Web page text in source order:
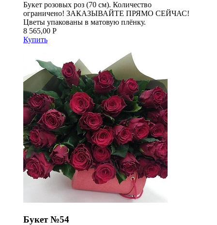
Букет розовых роз (70 см). Количество
ограничено! ЗАКАЗЫВАЙТЕ ПРЯМО СЕЙЧАС!
Цветы упакованы в матовую плёнку.
8 565,00 Р
Купить
Букет №54